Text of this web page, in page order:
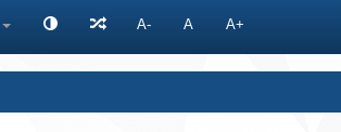
A- A A+